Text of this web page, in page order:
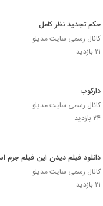
سیانور با لینک مستقیم و کیفیت
آخر
امروز با کیفیت عالی
سینمایی مجردها
حکم تجدید نظر کامل
کانال رسمی سایت مدیلو
۲۱ بازدید
دارکوب
کانال رسمی سایت مدیلو
۲۴ بازدید
دانلود فیلم دیدن این فیلم جرم
کانال رسمی سایت مدیلو
۲۱ بازدید